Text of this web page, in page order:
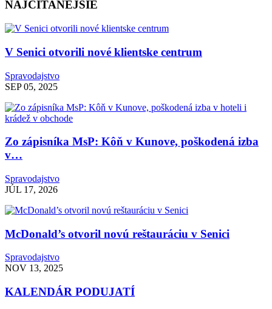
NAJČÍTANEJŠIE
V Senici otvorili nové klientske centrum
Spravodajstvo
SEP 05, 2025
Zo zápisníka MsP: Kôň v Kunove, poškodená izba
v…
Spravodajstvo
JÚL 17, 2026
McDonald’s otvoril novú reštauráciu v Senici
Spravodajstvo
NOV 13, 2025
KALENDÁR PODUJATÍ